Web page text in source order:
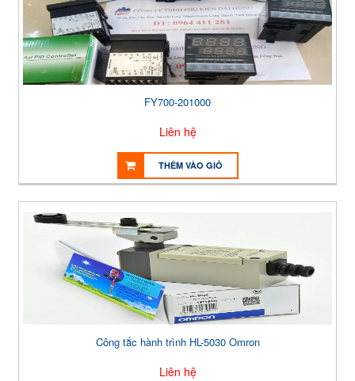
FY700-201000
Liên hệ
THÊM VÀO GIỎ
Công tắc hành trình HL-5030 Omron
Liên hệ